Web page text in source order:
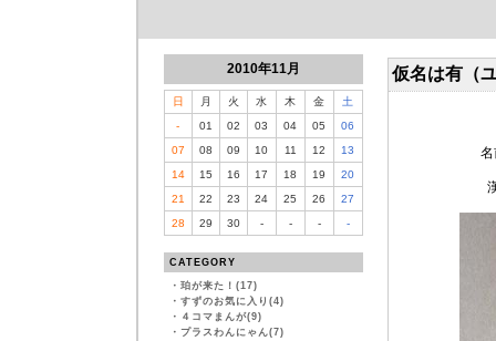
2010年11月
日 月 火 水 木 金
土
-
01 02 03 04 05
06
07
08 09 10 11 12
13
14
15 16 17 18 19
20
21
22 23 24 25 26
27
28
29 30 - - - -
CATEGORY
・ 珀が来た！(17)
・ すずのお気に入り(4)
・ ４コマまんが(9)
・ プラスわんにゃん(7)
仮名は有（